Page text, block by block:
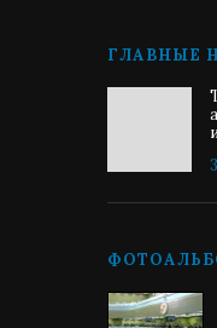
ГЛАВНЫЕ